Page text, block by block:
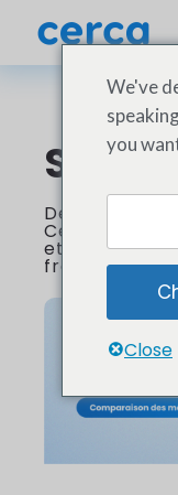
Stay
Découvrez
Cerca
et les
franchise !
We've
you
Close